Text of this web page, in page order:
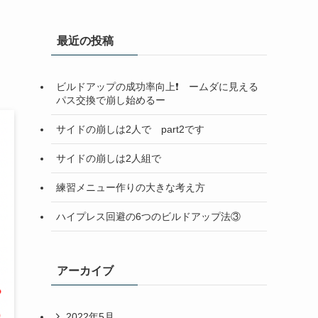
最近の投稿
ビルドアップの成功率向上❗️ ームダに見える
パス交換で崩し始めるー
サイドの崩しは2人で part2です
サイドの崩しは2人組で
練習メニュー作りの大きな考え方
ハイプレス回避の6つのビルドアップ法③
アーカイブ